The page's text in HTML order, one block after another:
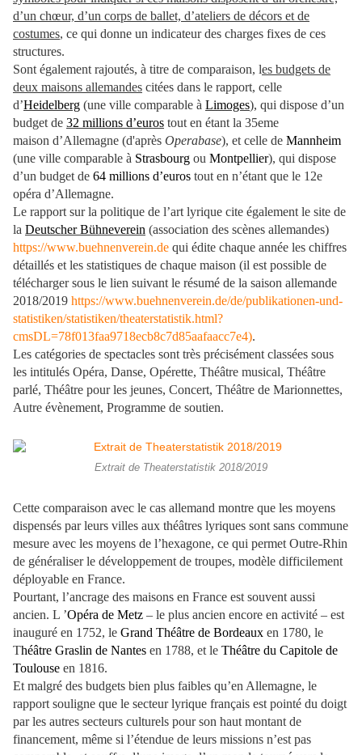
d’un chœur, d’un corps de ballet, d’ateliers de décors et de
costumes, ce qui donne un indicateur des charges fixes de ces
structures.
Sont également rajoutés, à titre de comparaison, les budgets de
deux maisons allemandes citées dans le rapport, celle
d’Heidelberg (une ville comparable à Limoges), qui dispose d’un
budget de 32 millions d’euros tout en étant la 35eme
maison d’Allemagne (d'après Operabase), et celle de Mannheim
(une ville comparable à Strasbourg ou Montpellier), qui dispose
d’un budget de 64 millions d’euros tout en n’étant que le 12e
opéra d’Allemagne.
Le rapport sur la politique de l’art lyrique cite également le site de
la Deutscher Bühneverein (association des scènes allemandes)
https://www.buehnenverein.de qui édite chaque année les chiffres
détaillés et les statistiques de chaque maison (il est possible de
télécharger sous le lien suivant le résumé de la saison allemande
2018/2019 https://www.buehnenverein.de/de/publikationen-und-
statistiken/statistiken/theaterstatistik.html?
cmsDL=78f013faa9718ecb8c7d85aafaacc7e4).
Les catégories de spectacles sont très précisément classées sous
les intitulés Opéra, Danse, Opérette, Théâtre musical, Théâtre
parlé, Théâtre pour les jeunes, Concert, Théâtre de Marionnettes,
Autre évènement, Programme de soutien.
Extrait de Theaterstatistik 2018/2019
Cette comparaison avec le cas allemand montre que les moyens
dispensés par leurs villes aux théâtres lyriques sont sans commune
mesure avec les moyens de l’hexagone, ce qui permet Outre-Rhin
de généraliser le développement de troupes, modèle difficilement
déployable en France.
Pourtant, l’ancrage des maisons en France est souvent aussi
ancien. L ’Opéra de Metz – le plus ancien encore en activité – est
inauguré en 1752, le Grand Théâtre de Bordeaux en 1780, le
Théâtre Graslin de Nantes en 1788, et le Théâtre du Capitole de
Toulouse en 1816.
Et malgré des budgets bien plus faibles qu’en Allemagne, le
rapport souligne que le secteur lyrique français est pointé du doigt
par les autres secteurs culturels pour son haut montant de
financement, même si l’étendue de leurs missions n’est pas